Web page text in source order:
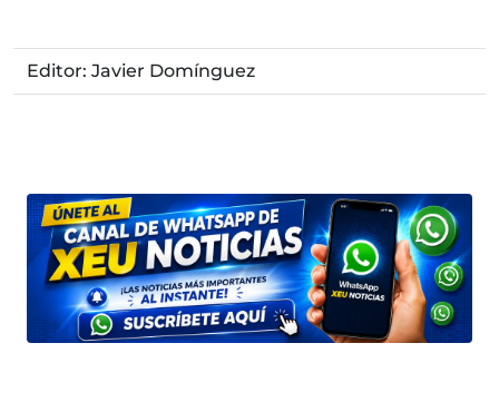
Editor: Javier Domínguez